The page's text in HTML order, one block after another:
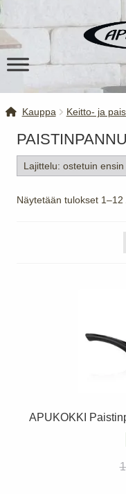
sisältöön
Kauppa Keitto- ja
Näytetään tulokset 1–12
APUKOKKI